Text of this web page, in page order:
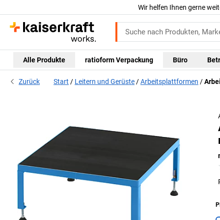
Wir helfen Ihnen gerne
Alle Produkte ratioform Verpackung Büro
Zurück Start Leitern und Gerüste Arbeitsplattformen